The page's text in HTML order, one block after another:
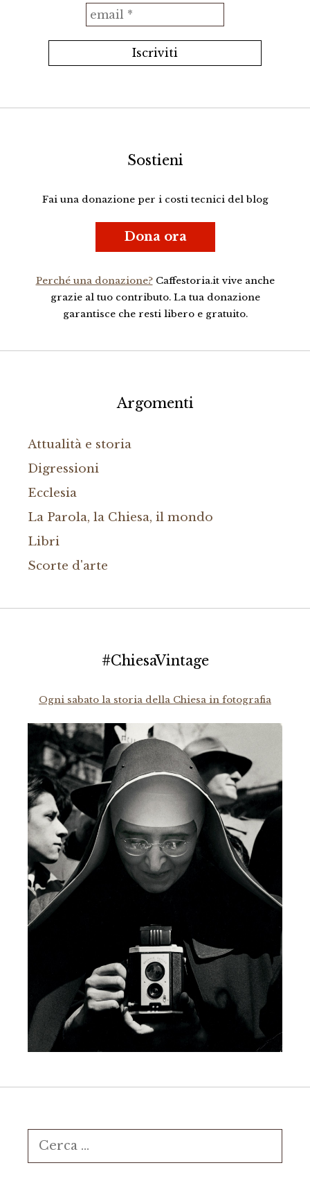
Sostieni
Fai una donazione per i costi tecnici del blog
Dona ora
Perché una donazione?Caffestoria.it vive anche
grazie al tuo contributo. La tua donazione
garantisce che resti libero e gratuito.
Argomenti
Attualità e storia
Digressioni
Ecclesia
La Parola, la Chiesa, il mondo
Libri
Scorte d'arte
#ChiesaVintage
Ogni sabato la storia della Chiesa in fotografia
Ricerca
per: